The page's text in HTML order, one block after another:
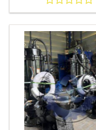
0
out
of
5